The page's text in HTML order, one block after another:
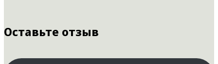
Оставьте отзыв